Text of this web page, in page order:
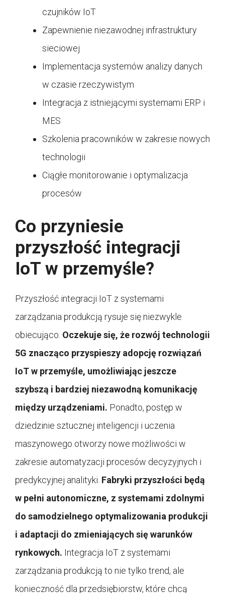
czujników IoT
Zapewnienie niezawodnej infrastruktury
sieciowej
Implementacja systemów analizy danych
w czasie rzeczywistym
Integracja z istniejącymi systemami ERP i
MES
Szkolenia pracowników w zakresie nowych
technologii
Ciągłe monitorowanie i optymalizacja
procesów
Co przyniesie
przyszłość integracji
IoT w przemyśle?
Przyszłość integracji IoT z systemami
zarządzania produkcją rysuje się niezwykle
obiecująco. Oczekuje się, że rozwój technologii
5G znacząco przyspieszy adopcję rozwiązań
IoT w przemyśle, umożliwiając jeszcze
szybszą i bardziej niezawodną komunikację
między urządzeniami. Ponadto, postęp w
dziedzinie sztucznej inteligencji i uczenia
maszynowego otworzy nowe możliwości w
zakresie automatyzacji procesów decyzyjnych i
predykcyjnej analityki. Fabryki przyszłości będą
w pełni autonomiczne, z systemami zdolnymi
do samodzielnego optymalizowania produkcji
i adaptacji do zmieniających się warunków
rynkowych. Integracja IoT z systemami
zarządzania produkcją to nie tylko trend, ale
konieczność dla przedsiębiorstw, które chcą